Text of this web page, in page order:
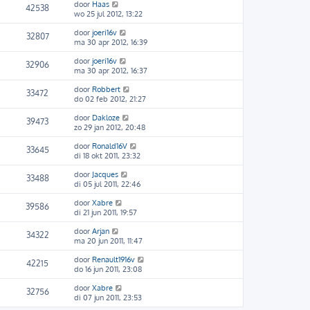
42538 door Haas
wo 25 jul 2012, 13:22
32807 door joeri16v
ma 30 apr 2012, 16:39
32906 door joeri16v
ma 30 apr 2012, 16:37
33472 door Robbert
do 02 feb 2012, 21:27
39473 door Dakloze
zo 29 jan 2012, 20:48
33645 door Ronald16V
di 18 okt 2011, 23:32
33488 door Jacques
di 05 jul 2011, 22:46
39586 door Xabre
di 21 jun 2011, 19:57
34322 door Arjan
ma 20 jun 2011, 11:47
42215 door Renault1916v
do 16 jun 2011, 23:08
32756 door Xabre
di 07 jun 2011, 23:53